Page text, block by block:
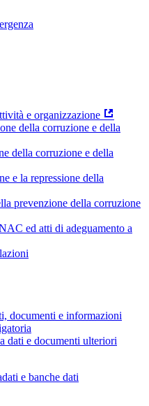
e organizzazione
della corruzione e della
della corruzione e della
e la repressione della
prevenzione della corruzione
ed atti di adeguamento a
documenti e informazioni
dati e documenti ulteriori
e banche dati